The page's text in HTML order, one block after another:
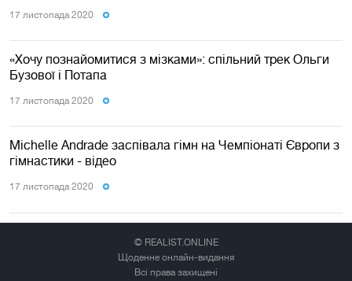
17 листопада 2020
«Хочу познайомитися з мізками»: спільний трек Ольги
Бузової і Потапа
17 листопада 2020
Michelle Andrade заспівала гімн на Чемпіонаті Європи з
гімнастики - відео
17 листопада 2020
© REALIST.ONLINE
Щоденне онлайн-видання
Всі права захищені